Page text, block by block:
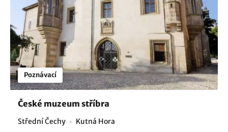
Poznávací
České muzeum stříbra
Střední Čechy Kutná Hora